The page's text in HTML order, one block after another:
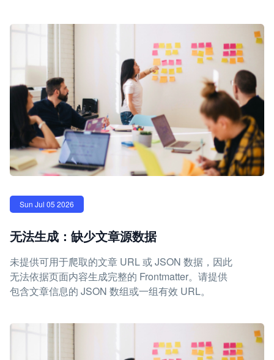
Sun Jul 05 2026
无法生成：缺少文章源数据
未提供可用于爬取的文章 URL 或 JSON 数据，因此
无法依据页面内容生成完整的 Frontmatter。请提供
包含文章信息的 JSON 数组或一组有效 URL。